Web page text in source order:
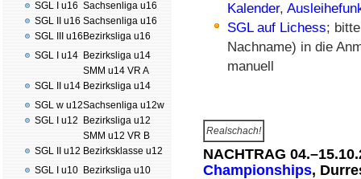
SGL I u16
SGL II u16
SGL III u16
SGL I u14
SGL II u14
SGL w u12
SGL I u12
SGL II u12
SGL I u10
Sachsenliga u16
Sachsenliga u16
Bezirksliga u16
Bezirksliga u14
SMM u14 VR A
Bezirksliga u14
Sachsenliga u12w
Bezirksliga u12
SMM u12 VR B
Bezirksklasse u12
Bezirksliga u10
Kalender,
SGL auf Lichess;
Nachname) in die
manuell
Realschach!
NACHTRAG
Championships,